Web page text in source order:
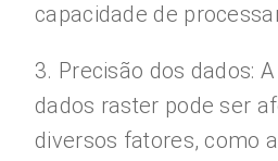
capacidade de
3. Precisão dos dados:
dados raster pode ser
diversos fatores, como